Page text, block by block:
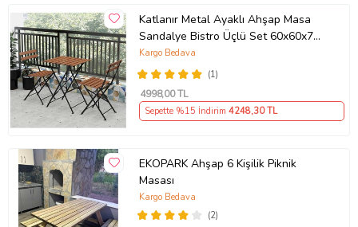
Katlanır Metal Ayaklı Ahşap Masa
Sandalye Bistro Üçlü Set 60x60x75
Balkon Masası Sandalye
(1)
Kargo Bedava
4998,00 TL
Sepette %15 İndirim 4248,30 TL
EKOPARK Ahşap 6 Kişilik Piknik
Masası
(2)
Kargo Bedava